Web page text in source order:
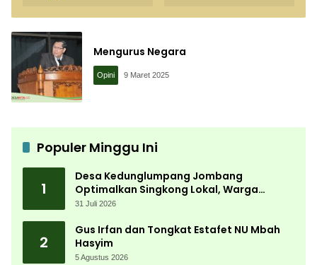
Greenhouse Melon
Mengurus Negara
Opini 9 Maret 2025
Populer Minggu Ini
1
Desa Kedunglumpang Jombang
Optimalkan Singkong Lokal, Warga
Diajari Produksi Tepung Mocaf
31 Juli 2026
2
Gus Irfan dan Tongkat Estafet NU Mbah
Hasyim
5 Agustus 2026